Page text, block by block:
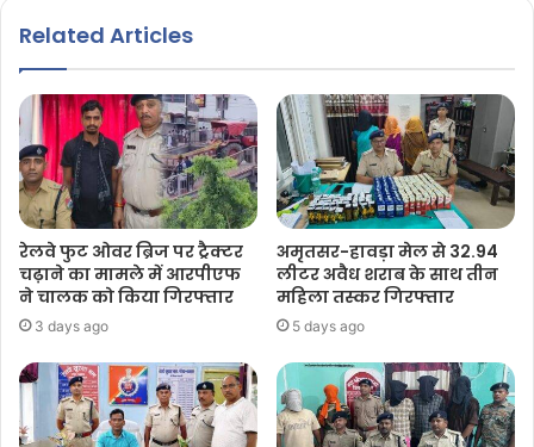
Related Articles
रेलवे फुट ओवर ब्रिज पर ट्रैक्टर
चढ़ाने का मामले में आरपीएफ
ने चालक को किया गिरफ्तार
3 days ago
अमृतसर-हावड़ा मेल से 32.94
लीटर अवैध शराब के साथ तीन
महिला तस्कर गिरफ्तार
5 days ago